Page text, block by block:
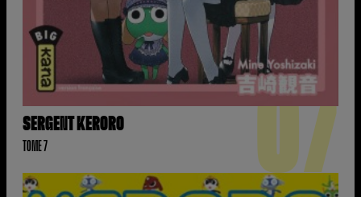
SERGENT KERORO
TOME 7 07